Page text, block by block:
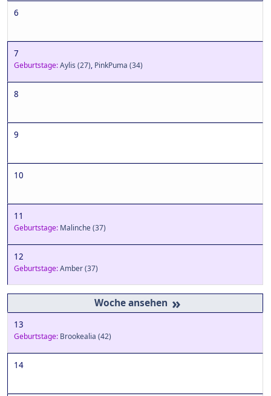
6
7
Geburtstage:Aylis (27), PinkPuma (34)
8
9
10
11
Geburtstage: Malinche(37)
12
Geburtstage:Amber(37)
»
13
Geburtstage: Brookealia (42)
14